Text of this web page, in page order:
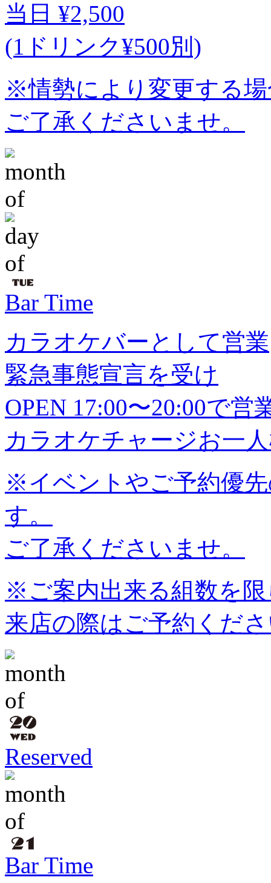
当日 ¥2,500
(1ドリンク¥500別)
※情勢により変更する
ご了承くださいませ。
Bar Time
カラオケバーとして営業
緊急事態宣言を受け
OPEN 17:00〜20:00で営
カラオケチャージお一
※イベントやご予約優
す。
ご了承くださいませ。
※ご案内出来る組数を
来店の際はご予約くだ
Reserved
Bar Time